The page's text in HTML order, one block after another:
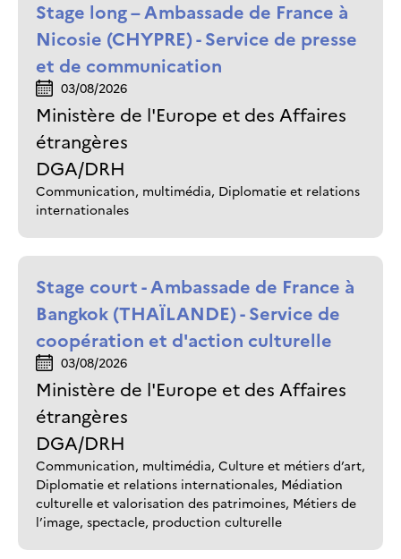
Stage long – Ambassade de France à
Nicosie (CHYPRE) - Service de presse
et de communication
03/08/2026
Ministère de l'Europe et des Affaires
étrangères
DGA/DRH
Communication, multimédia, Diplomatie et relations
internationales
Stage court - Ambassade de France à
Bangkok (THAÏLANDE) - Service de
coopération et d'action culturelle
03/08/2026
Ministère de l'Europe et des Affaires
étrangères
DGA/DRH
Communication, multimédia, Culture et métiers d’art,
Diplomatie et relations internationales, Médiation
culturelle et valorisation des patrimoines, Métiers de
l’image, spectacle, production culturelle